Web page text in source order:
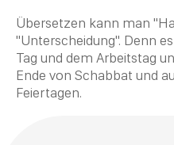
Übersetzen kann man
"Unterscheidung". Denn
Tag und dem Arbeitstag
Ende von Schabbat und
Feiertagen.